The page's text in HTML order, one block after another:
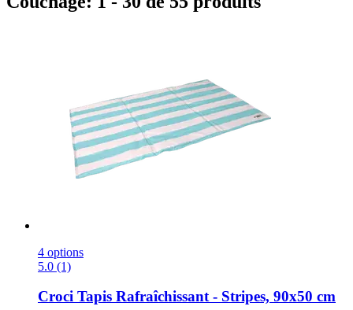
4 options
5.0 (1)
Croci Tapis Rafraîchissant -​ Stripes, 90x50 cm